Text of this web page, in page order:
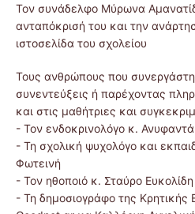
Τον συνάδελφο Μύρωνα
ανταπόκρισή του και την
ιστοσελίδα του σχολείου
Τους ανθρώπους που
συνεντεύξεις ή παρέχοντας
και στις μαθήτριες και
- Τον ενδοκρινολόγο κ.
- Τη σχολική ψυχολόγο και
Φωτεινή
- Τον ηθοποιό κ. Σταύρο Ευκολίδη
- Τη δημοσιογράφο της Κρητικής